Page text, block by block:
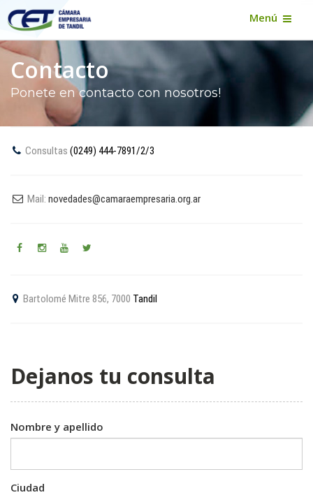
Menú
Contacto
Ponete en contacto con nosotros!
Consultas (0249) 444-7891/2/3
Mail: novedades@camaraempresaria.org.ar
Bartolomé Mitre 856, 7000 Tandil
Dejanos tu consulta
Nombre y apellido
Ciudad